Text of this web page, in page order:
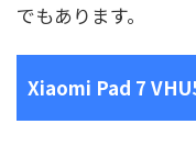
でもあります。
Xiaomi Pad 7